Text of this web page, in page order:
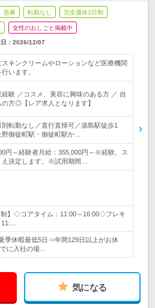
急募 転勤なし 完全週休2日制
女性のおしごと掲載中
： 2026/12/07
キンクリームやローションなど医療機関
います。
経験 ／コスメ、美容に興味のある方 ／ 自
方◎【レア求人となります】
則転勤なし／直行直帰可／湯島駅徒歩1
御徒町駅・御徒町駅か…
円～経験者月給：355,000円～※経験、ス
え決定します。※試用期間…
】◇コアタイム：11:00～16:00◇フレキ
季休暇最低5日⇒年間129日以上がお休
に入社の場…
気になる